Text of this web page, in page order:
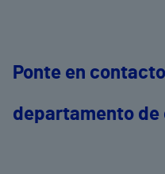
Ponte en
departamento de